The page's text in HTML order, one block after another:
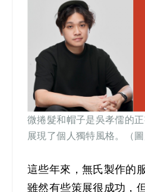
微捲髮和帽子是吳孝儒的
展現了個人獨特風格。（
這些年來，無氏製作的
雖然有些策展很成功，